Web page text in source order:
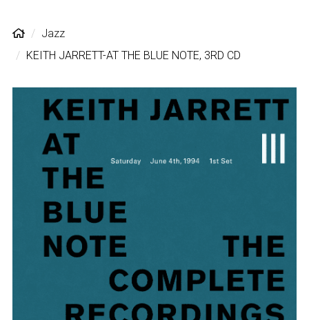
Jazz
KEITH JARRETT-AT THE BLUE NOTE, 3RD CD